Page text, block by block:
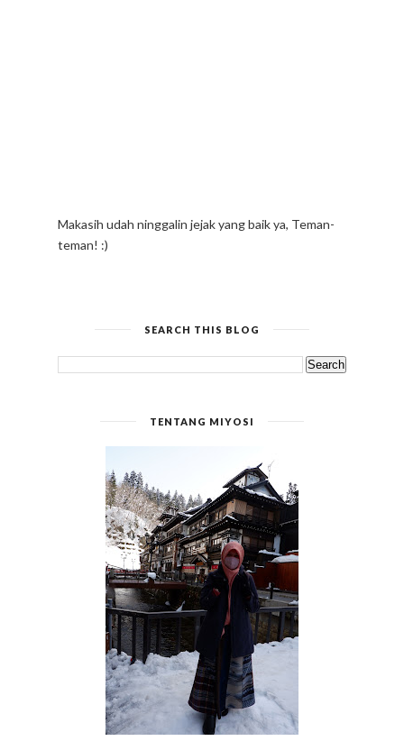
Makasih udah ninggalin jejak yang baik ya, Teman-
teman! :)
SEARCH THIS BLOG
TENTANG MIYOSI